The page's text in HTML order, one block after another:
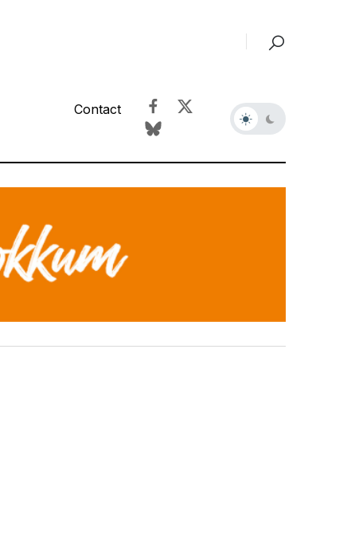
Contact